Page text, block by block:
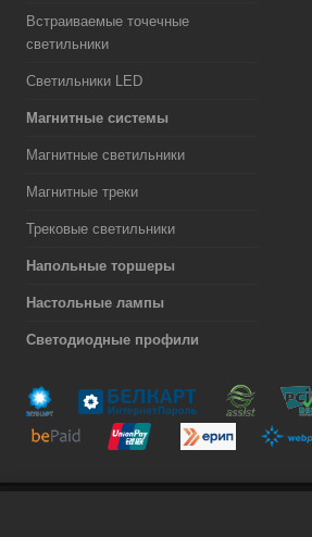
Встраиваемые точечные
светильники
Светильники LED
Магнитные системы
Магнитные светильники
Магнитные треки
Трековые светильники
Напольные торшеры
Настольные лампы
Светодиодные профили